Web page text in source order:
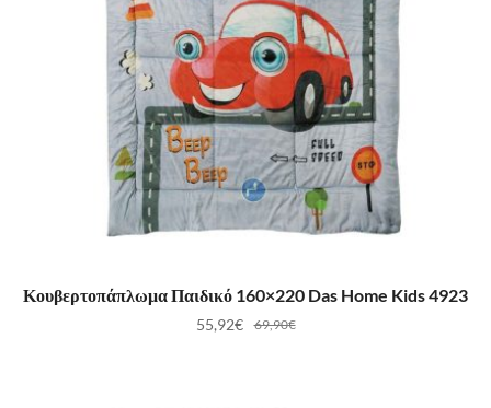
ΠΡΟΣΘΉΚΗ ΣΤΟ ΚΑΛΆΘΙ
Κουβερτοπάπλωμα Παιδικό 160×220 Das Home Kids 4923
69,90€
55,92€